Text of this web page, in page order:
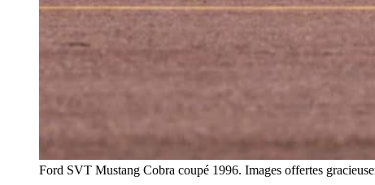
Ford SVT Mustang Cobra coupé 1996. Images offertes